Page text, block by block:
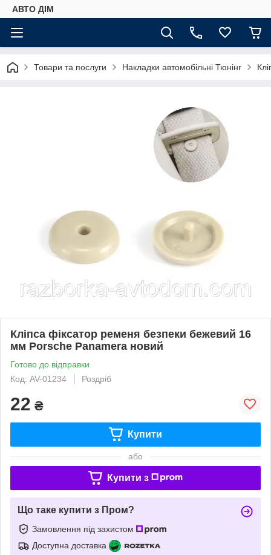
АВТО ДIМ
Товари та послуги Накладки автомобільні Тюнінг
Кліпса фіксатор ременя безпеки бежевий 16
мм Porsche Panamera новий
Готово до відправки
Код: AV-01234
Роздріб
22 ₴
Купити
або
Купити з
Що таке купити з Пром?
Замовлення під захистом
Доступна доставка